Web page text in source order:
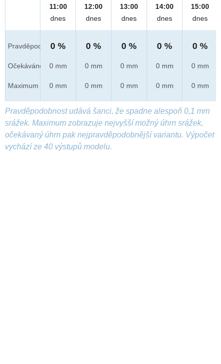
Pravděpod.
Očekáváno
Maximum
11:00
dnes
0 %
0 mm
0 mm
12:00
dnes
0 %
0 mm
0 mm
13:00
dnes
0 %
0 mm
0 mm
14:00
dnes
0 %
0 mm
0 mm
15:00
dnes
0 %
0 mm
0 mm
Pravděpodobnost udává šanci, že spadne alespoň 0,1 mm
srážek. Maximum zobrazuje nejvyšší možný úhrn srážek,
očekávaný úhrn pak nejpravděpodobnější variantu. Výpočet
vychází ze 40 výstupů modelu.